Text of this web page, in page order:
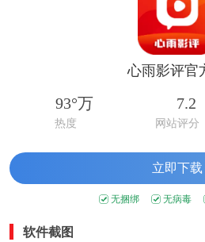
心雨影评官
93°万
热度
7.2
网站评分
立即下载
无捆绑 无病毒
软件截图